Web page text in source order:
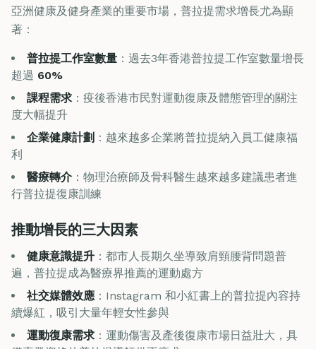
亞洲健康及健身產業的重要市場，普拉提需求增長尤為顯
著：
普拉提工作室數量 ：過去3年香港普拉提工作室數量增長
超過 60%
課程需求 ：疫後香港市民對運動復康及體態管理的關注
度大幅提升
企業健康計劃 ：越來越多企業將普拉提納入員工健康福
利
醫療轉介：物理治療師及骨科醫生越來越多建議患者進
行普拉提復康訓練
推動增長的三大因素
健康意識提升 ：都市人長期久坐導致肩頸腰背問題普
遍，普拉提成為醫療界推薦的運動處方
社交媒體效應 ：Instagram 和小紅書上的普拉提內容持
續爆紅，吸引大量年輕女性參與
運動復康需求 ：運動傷害及產後復康市場日益壯大，具